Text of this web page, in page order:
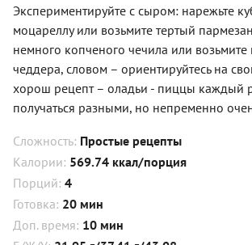
Экспериментируйте с сыром: нарежьте
моцареллу или возьмите тертый
немного копченого чечила или
чеддера, словом – ориентируйтесь на
хорош рецепт – оладьи - пиццы каждый
получаться разными, но непременно
Сложность: Простые рецепты
Калории: 569.74 ккал/порция
Порций: 4
Готовка: 20 мин
Доп. время: 10 мин